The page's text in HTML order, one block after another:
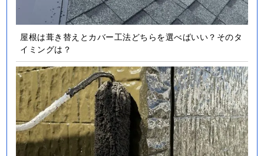
屋根は葺き替えとカバー工法どちらを選べばいい？そのタ
イミングは？